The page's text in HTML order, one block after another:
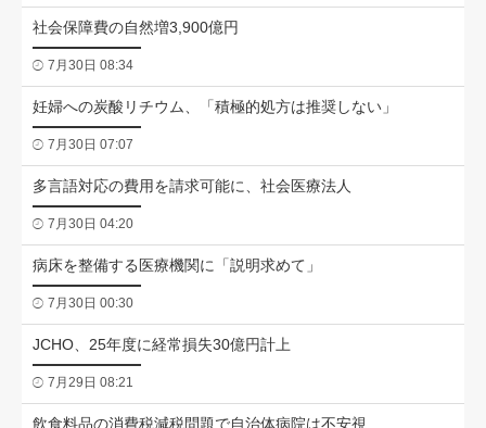
社会保障費の自然増3,900億円
7月30日 08:34
妊婦への炭酸リチウム、「積極的処方は推奨しない」
7月30日 07:07
多言語対応の費用を請求可能に、社会医療法人
7月30日 04:20
病床を整備する医療機関に「説明求めて」
7月30日 00:30
JCHO、25年度に経常損失30億円計上
7月29日 08:21
飲食料品の消費税減税問題で自治体病院は不安視